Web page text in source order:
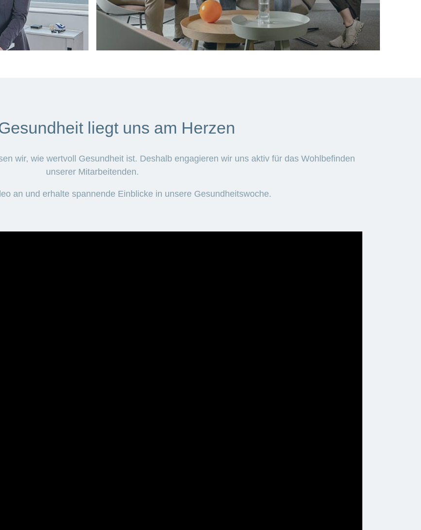
liegt uns am Herzen
wir, wie wertvoll Gesundheit ist. Deshalb engagieren wir uns aktiv für das Wohlbefinden
unserer Mitarbeitenden.
an und erhalte spannende Einblicke in unsere Gesundheitswoche.